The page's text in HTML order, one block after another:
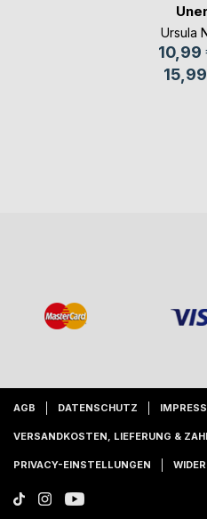
Ursula
10,99
AGB DATENSCHUTZ
VERSANDKOSTEN, LIEFERUNG &
PRIVACY-EINSTELLUNGEN